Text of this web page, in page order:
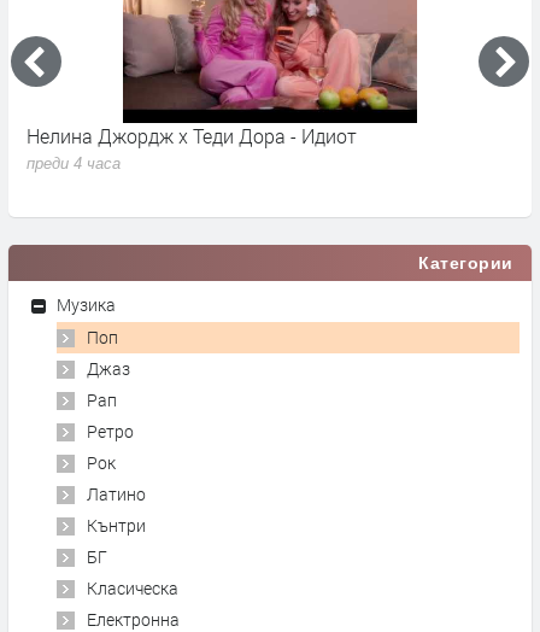
Нелина Джордж x Теди Дора - Идиот
преди 4 часа
Категории
Музика
Поп
Джаз
Рап
Ретро
Рок
Латино
Кънтри
БГ
Класическа
Електронна